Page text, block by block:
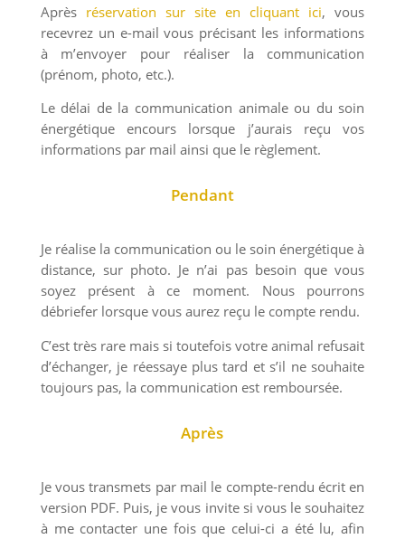
Après réservation sur site en cliquant ici, vous
recevrez un e-mail vous précisant les informations
à m’envoyer pour réaliser la communication
(prénom, photo, etc.).
Le délai de la communication animale ou du soin
énergétique encours lorsque j’aurais reçu vos
informations par mail ainsi que le règlement.
Pendant
Je réalise la communication ou le soin énergétique à
distance, sur photo. Je n’ai pas besoin que vous
soyez présent à ce moment. Nous pourrons
débriefer lorsque vous aurez reçu le compte rendu.
C’est très rare mais si toutefois votre animal refusait
d’échanger, je réessaye plus tard et s’il ne souhaite
toujours pas, la communication est remboursée.
Après
Je vous transmets par mail le compte-rendu écrit en
version PDF. Puis, je vous invite si vous le souhaitez
à me contacter une fois que celui-ci a été lu, afin